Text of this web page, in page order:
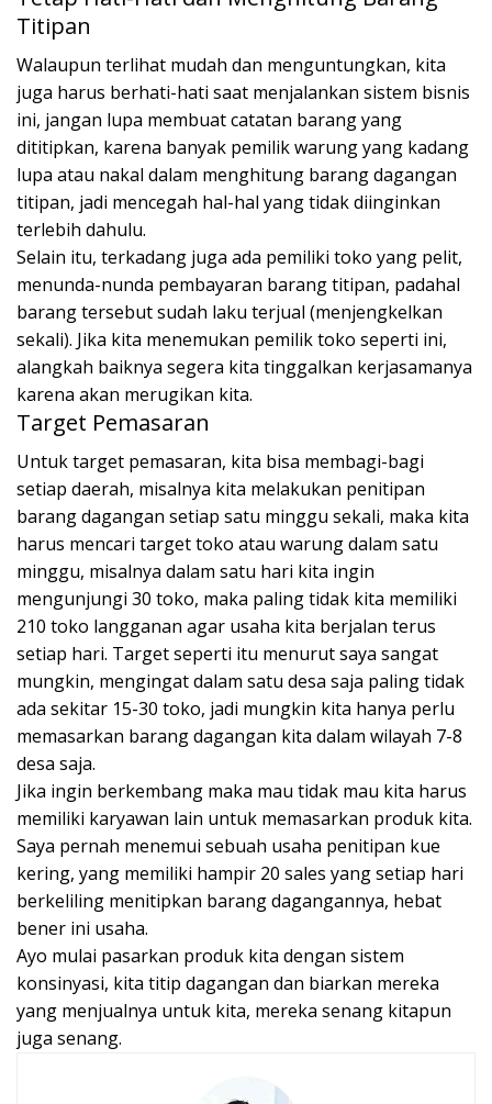
Titipan
Walaupun terlihat mudah dan menguntungkan, kita
juga harus berhati-hati saat menjalankan sistem bisnis
ini, jangan lupa membuat catatan barang yang
dititipkan, karena banyak pemilik warung yang kadang
lupa atau nakal dalam menghitung barang dagangan
titipan, jadi mencegah hal-hal yang tidak diinginkan
terlebih dahulu.
Selain itu, terkadang juga ada pemiliki toko yang pelit,
menunda-nunda pembayaran barang titipan, padahal
barang tersebut sudah laku terjual (menjengkelkan
sekali). Jika kita menemukan pemilik toko seperti ini,
alangkah baiknya segera kita tinggalkan kerjasamanya
karena akan merugikan kita.
Target Pemasaran
Untuk target pemasaran, kita bisa membagi-bagi
setiap daerah, misalnya kita melakukan penitipan
barang dagangan setiap satu minggu sekali, maka kita
harus mencari target toko atau warung dalam satu
minggu, misalnya dalam satu hari kita ingin
mengunjungi 30 toko, maka paling tidak kita memiliki
210 toko langganan agar usaha kita berjalan terus
setiap hari. Target seperti itu menurut saya sangat
mungkin, mengingat dalam satu desa saja paling tidak
ada sekitar 15-30 toko, jadi mungkin kita hanya perlu
memasarkan barang dagangan kita dalam wilayah 7-8
desa saja.
Jika ingin berkembang maka mau tidak mau kita harus
memiliki karyawan lain untuk memasarkan produk kita.
Saya pernah menemui sebuah usaha penitipan kue
kering, yang memiliki hampir 20 sales yang setiap hari
berkeliling menitipkan barang dagangannya, hebat
bener ini usaha.
Ayo mulai pasarkan produk kita dengan sistem
konsinyasi, kita titip dagangan dan biarkan mereka
yang menjualnya untuk kita, mereka senang kitapun
juga senang.